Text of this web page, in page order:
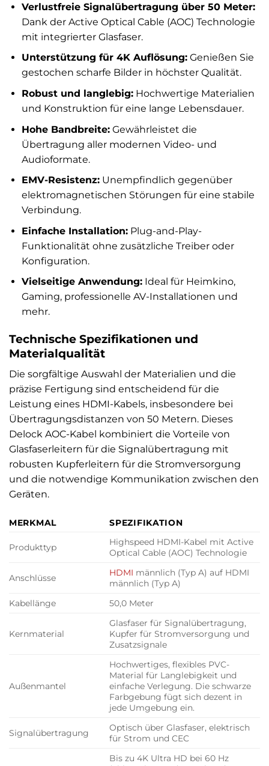
Verlustfreie Signalübertragung über 50 Meter:
Dank der Active Optical Cable (AOC) Technologie
mit integrierter Glasfaser.
Unterstützung für 4K Auflösung:Genießen Sie
gestochen scharfe Bilder in höchster Qualität.
Robust und langlebig:Hochwertige Materialien
und Konstruktion für eine lange Lebensdauer.
Hohe Bandbreite:Gewährleistet die
Übertragung aller modernen Video- und
Audioformate.
EMV-Resistenz:Unempfindlich gegenüber
elektromagnetischen Störungen für eine stabile
Verbindung.
Einfache Installation:Plug-and-Play-
Funktionalität ohne zusätzliche Treiber oder
Konfiguration.
Vielseitige Anwendung:Ideal für Heimkino,
Gaming, professionelle AV-Installationen und
mehr.
Technische Spezifikationen und
Materialqualität
Die sorgfältige Auswahl der Materialien und die
präzise Fertigung sind entscheidend für die
Leistung eines HDMI-Kabels, insbesondere bei
Übertragungsdistanzen von 50 Metern. Dieses
Delock AOC-Kabel kombiniert die Vorteile von
Glasfaserleitern für die Signalübertragung mit
robusten Kupferleitern für die Stromversorgung
und die notwendige Kommunikation zwischen den
Geräten.
MERKMAL SPEZIFIKATION
Produkttyp
Highspeed HDMI-Kabel mit Active
Optical Cable (AOC) Technologie
Anschlüsse HDMI männlich (Typ A) auf HDMI
männlich (Typ A)
Kabellänge
50,0 Meter
Kernmaterial
Glasfaser für Signalübertragung,
Kupfer für Stromversorgung und
Zusatzsignale
Außenmantel
Hochwertiges, flexibles PVC-
Material für Langlebigkeit und
einfache Verlegung. Die schwarze
Farbgebung fügt sich dezent in
jede Umgebung ein.
Signalübertragung
Optisch über Glasfaser, elektrisch
für Strom und CEC
Bis zu 4K Ultra HD bei 60 Hz